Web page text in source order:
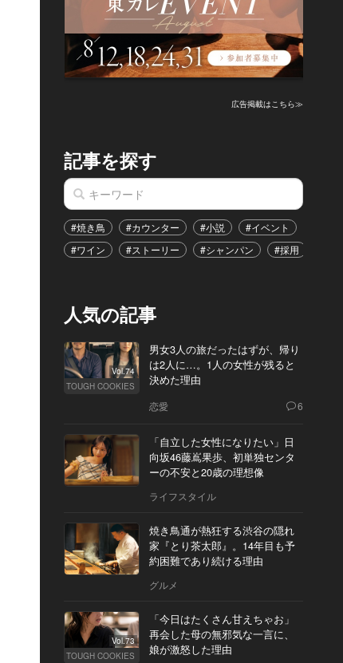
広告掲載はこちら≫
記事を探す
#焼き鳥 #カウンター #小説 #イベント
#ワイン
#ストーリー #シャンパン #採用
人気の記事
Vol.74
TOUGH COOKIES
男女3人の旅だったはずが、帰り
は2人に…。1人の女性が残ると
決めた理由
恋愛 6
「自立した女性になりたい」日
向坂46藤嶌果歩、初単独センタ
ーの不安と20歳の理想像
ライフスタイル
焼き鳥通が熱狂する渋谷の隠れ
家『とり茶太郎』。14年目も予
約困難であり続ける理由
グルメ
Vol.73
TOUGH COOKIES
「今日はたくさん甘えちゃお」
再会した母の無邪気な一言に、
娘が激怒した理由